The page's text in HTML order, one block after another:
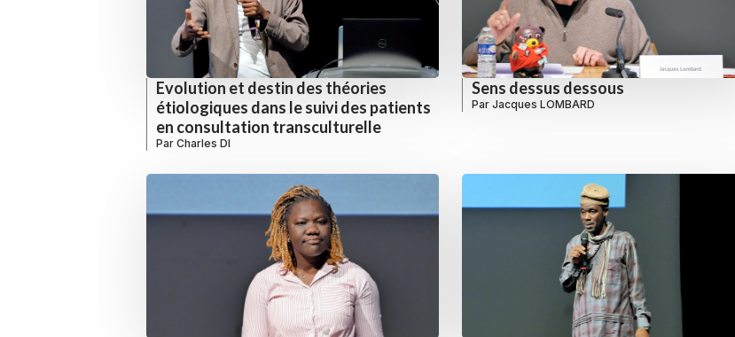
Evolution et destin des théories
étiologiques dans le suivi des patients
en consultation transculturelle
Par Charles DI
Sens dessus dessous
Par Jacques LOMBARD